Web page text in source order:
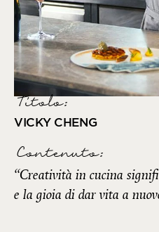
Titolo:
VICKY CHENG
Contenuto:
“Creatività in cucina
e la gioia di dar vita a